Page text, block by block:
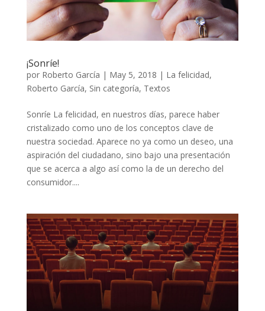
¡Sonríe!
por Roberto García | May 5, 2018 | La felicidad,
Roberto García, Sin categoría, Textos
Sonríe La felicidad, en nuestros días, parece haber
cristalizado como uno de los conceptos clave de
nuestra sociedad. Aparece no ya como un deseo, una
aspiración del ciudadano, sino bajo una presentación
que se acerca a algo así como la de un derecho del
consumidor....